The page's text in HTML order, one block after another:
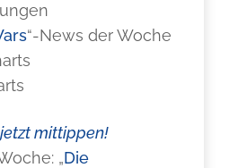
“-News der Woche
jetzt mittippen!
„Die